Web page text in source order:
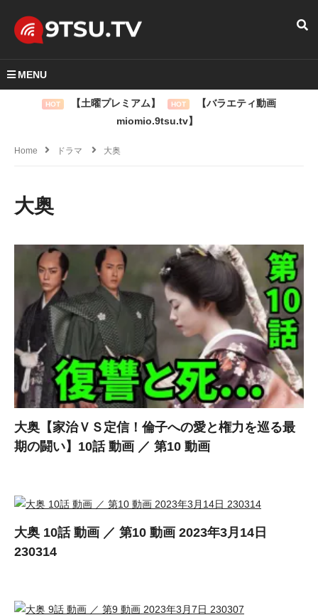
MENU
HOT 【土曜プレミアム】 HOT
【バラエティ動画
miomio.9tsu.tv】
Home ドラマ 大奥
大奥
大奥【家治ＶＳ定信！倫子への愛と権力を巡る最
期の闘い】10話 動画 ／ 第10 動画
大奥 10話 動画 ／ 第10 動画 2023年3月14日
230314